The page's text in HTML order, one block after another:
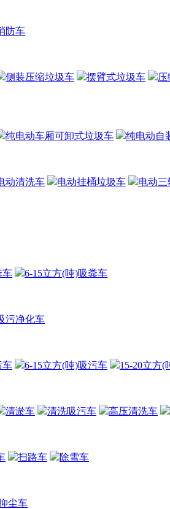
防车
侧装压缩垃圾车 摆臂式垃圾车
压
纯电动车厢可卸式垃圾车 纯电动自
动清洗车 电动挂桶垃圾车 电动
车 6-15立方(吨)吸粪车
污净化车
车 6-15立方(吨)吸污车 15-20立方(
清淤车 清洗吸污车 高压清洗车
扫路车 除雪车
尘车